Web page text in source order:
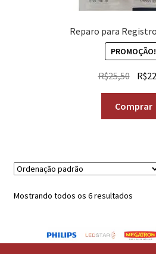
Reparo para
PROMOÇÃO!
R$25,50 R$
Comprar
Mostrando todos os 6 resultados